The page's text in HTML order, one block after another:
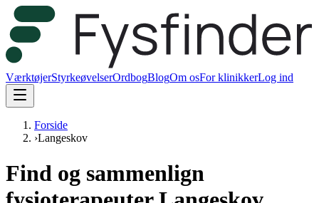
VærktøjerStyrkeøvelserOrdbogBlogOm osFor klinikkerLog ind
Forside
›Langeskov
Find og sammenlign